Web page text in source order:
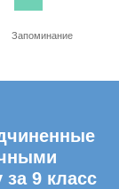
Запоминание
9 класс